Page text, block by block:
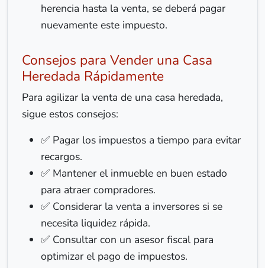
herencia hasta la venta, se deberá pagar
nuevamente este impuesto.
Consejos para Vender una Casa
Heredada Rápidamente
Para agilizar la venta de una casa heredada,
sigue estos consejos:
✅ Pagar los impuestos a tiempo para evitar
recargos.
✅ Mantener el inmueble en buen estado
para atraer compradores.
✅ Considerar la venta a inversores si se
necesita liquidez rápida.
✅ Consultar con un asesor fiscal para
optimizar el pago de impuestos.